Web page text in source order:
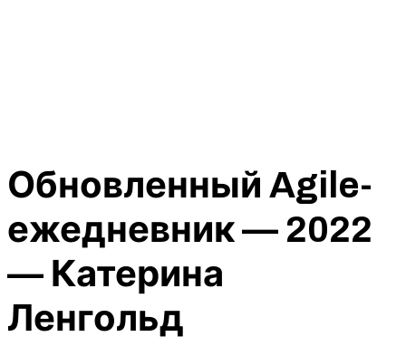
Обновленный Agile-
ежедневник — 2022
— Катерина
Ленгольд